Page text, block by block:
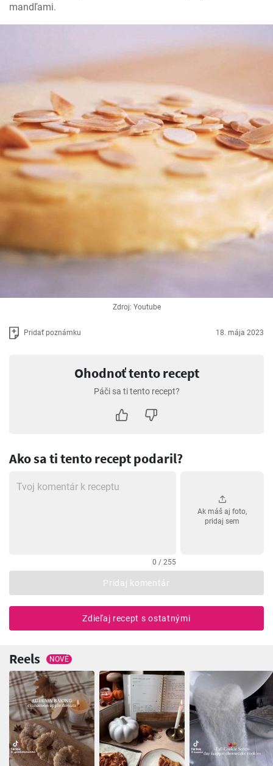
mandľami.
Zdroj: Youtube
Pridať poznámku 18. mája 2023
Ohodnoť tento recept
Páči sa ti tento recept?
Ako sa ti tento recept podaril?
0 / 255
Ak máš aj foto,
pridaj sem
Pridaj komentár
Zdieľaj recept s ostatnými
Reels NOVÉ